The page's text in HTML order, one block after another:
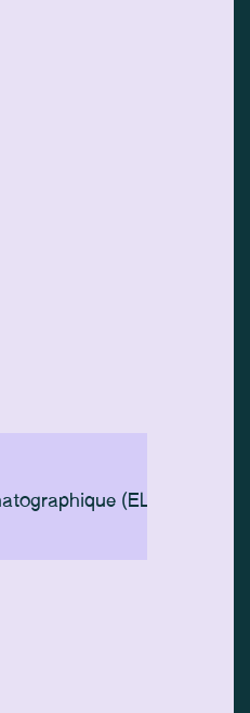
(ELICIT), et